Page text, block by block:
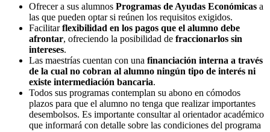
Ofrecer a sus alumnos Programas de Ayudas Económicas a
las que pueden optar si reúnen los requisitos exigidos.
Facilitarflexibilidad en los pagos que el alumno debe
afrontar, ofreciendo la posibilidad de fraccionarlos sin
intereses.
Las maestrías cuentan con una financiación interna a través
de la cual no cobran al alumno ningún tipo de interés ni
existe intermediación bancaria.
Todos sus programas contemplan su abono en cómodos
plazos para que el alumno no tenga que realizar importantes
desembolsos. Es importante consultar al orientador académico
que informará con detalle sobre las condiciones del programa